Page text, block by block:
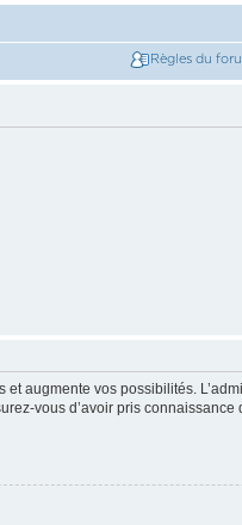
Règles du
augmente vos possibilités.
vous d’avoir pris connaissance